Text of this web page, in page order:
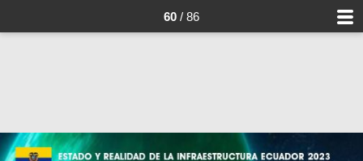
60 / 86